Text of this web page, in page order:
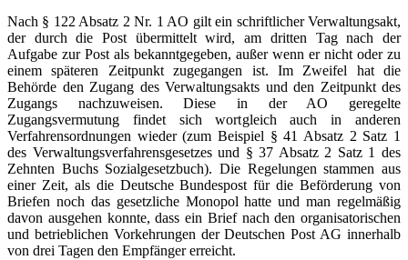
Nach § 122 Absatz 2 Nr. 1 AO gilt ein schriftlicher Verwaltungsakt,
der durch die Post übermittelt wird, am dritten Tag nach der
Aufgabe zur Post als bekanntgegeben, außer wenn er nicht oder zu
einem späteren Zeitpunkt zugegangen ist. Im Zweifel hat die
Behörde den Zugang des Verwaltungsakts und den Zeitpunkt des
Zugangs nachzuweisen. Diese in der AO geregelte
Zugangsvermutung findet sich wortgleich auch in anderen
Verfahrensordnungen wieder (zum Beispiel § 41 Absatz 2 Satz 1
des Verwaltungsverfahrensgesetzes und § 37 Absatz 2 Satz 1 des
Zehnten Buchs Sozialgesetzbuch). Die Regelungen stammen aus
einer Zeit, als die Deutsche Bundespost für die Beförderung von
Briefen noch das gesetzliche Monopol hatte und man regelmäßig
davon ausgehen konnte, dass ein Brief nach den organisatorischen
und betrieblichen Vorkehrungen der Deutschen Post AG innerhalb
von drei Tagen den Empfänger erreicht.